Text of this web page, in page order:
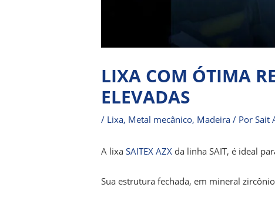
LIXA COM ÓTIMA
ELEVADAS
/ Lixa, Metal mecânico, Madeira / PorSait
A lixaSAITEX AZX da linha SAIT, é ideal
Sua estrutura fechada, em mineral